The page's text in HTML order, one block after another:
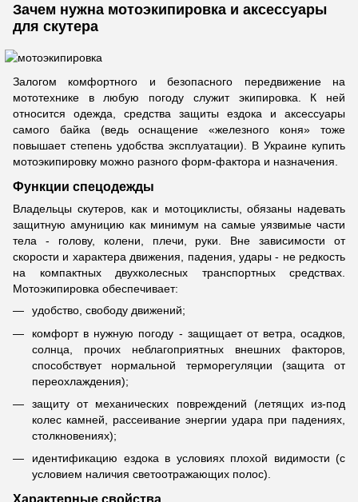
Зачем нужна мотоэкипировка и аксессуары
для скутера
Залогом комфортного и безопасного передвижение на
мототехнике в любую погоду служит экипировка. К ней
относится одежда, средства защиты ездока и аксессуары
самого байка (ведь оснащение «железного коня» тоже
повышает степень удобства эксплуатации). В Украине купить
мотоэкипировку можно разного форм-фактора и назначения.
Функции спецодежды
Владельцы скутеров, как и мотоциклисты, обязаны надевать
защитную амуницию как минимум на самые уязвимые части
тела - голову, колени, плечи, руки. Вне зависимости от
скорости и характера движения, падения, удары - не редкость
на компактных двухколесных транспортных средствах.
Мотоэкипировка обеспечивает:
удобство, свободу движений;
комфорт в нужную погоду - защищает от ветра, осадков,
солнца, прочих неблагоприятных внешних факторов,
способствует нормальной терморегуляции (защита от
переохлаждения);
защиту от механических повреждений (летящих из-под
колес камней, рассеивание энергии удара при падениях,
столкновениях);
идентификацию ездока в условиях плохой видимости (с
условием наличия светоотражающих полос).
Характерные свойства